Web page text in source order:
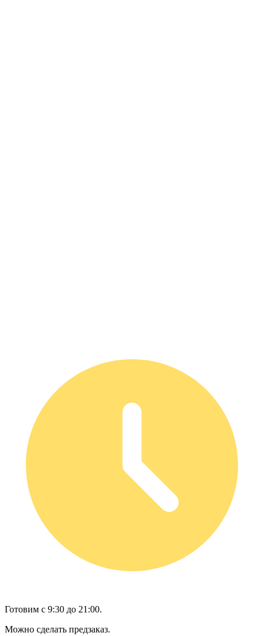
Готовим с 9:30 до 21:00.
Можно сделать предзаказ.